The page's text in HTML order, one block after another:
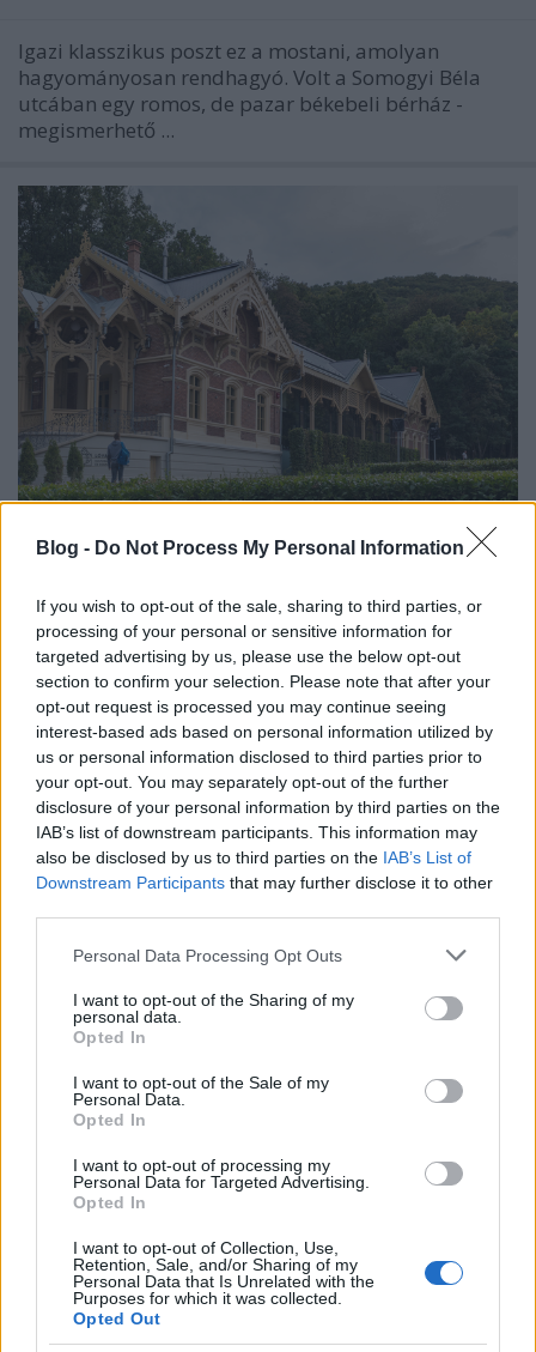
Blog - Do Not Process My Personal Information
If you wish to opt-out of the sale, sharing to third parties, or
processing of your personal or sensitive information for
targeted advertising by us, please use the below opt-out
section to confirm your selection. Please note that after your
opt-out request is processed you may continue seeing
interest-based ads based on personal information utilized by
us or personal information disclosed to third parties prior to
your opt-out. You may separately opt-out of the further
disclosure of your personal information by third parties on the
IAB’s list of downstream participants. This information may
also be disclosed by us to third parties on the IAB’s List of
Downstream Participants that may further disclose it to other
Please note that this website/app uses one or more Google
not limited to your visit or usage behaviour. You may click to
grant or deny consent to Google and its third-party tags to
use your data for below specified purposes in below Google
consent section.
Personal Data Processing Opt Outs
I want to opt-out of the Sharing of my
personal data.
Opted In
I want to opt-out of the Sale of my
Personal Data.
Opted In
I want to opt-out of processing my
Personal Data for Targeted Advertising.
Opted In
I want to opt-out of Collection, Use,
Retention, Sale, and/or Sharing of my
Personal Data that Is Unrelated with the
Purposes for which it was collected.
Opted Out
Igazi klasszikus poszt ez a mostani, amolyan
hagyományosan rendhagyó. Volt a Somogyi Béla
utcában egy romos, de pazar békebeli bérház -
megismerhető ...
Kirándulás a mézeskalács házikóhoz
Eljött hát az idő mely egyszerre hihetetlen és
csodálatos, megdöbbentő és lenyűgöző. 150 évvel a
megnyitása után ismét csinosan, ízlésesesen ...
Ez aztán a cifra kapu!
2017. augusztus 13.
A mai állomás nem egy hatalmas bérház, nem is egy
reprezentatív állami hivatal palotája, de még egy
modern vagy kortárs épülettől is igen messze ...